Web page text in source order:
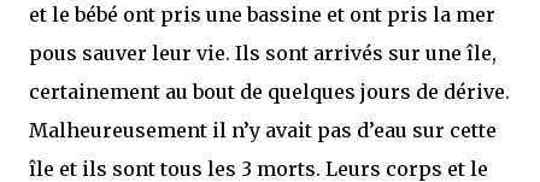
et le bébé ont pris une bassine et ont pris la mer
pous sauver leur vie. Ils sont arrivés sur une île,
certainement au bout de quelques jours de dérive.
Malheureusement il n’y avait pas d’eau sur cette
île et ils sont tous les 3 morts. Leurs corps et le